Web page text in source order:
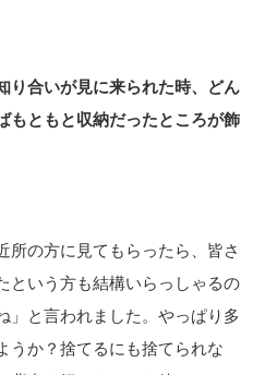
り合いが見に来られた時、どん
もともと収納だったところが飾
所の方に見てもらったら、皆さ
という方も結構いらっしゃるの
」と言われました。やっぱり多
うか？捨てるにも捨てられな